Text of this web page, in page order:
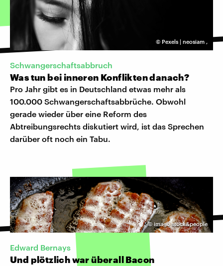
© Pexels | neosiam ,
Schwangerschaftsabbruch
Was tun bei inneren Konflikten danach?
Pro Jahr gibt es in Deutschland etwas mehr als
100.000 Schwangerschaftsabbrüche. Obwohl
gerade wieder über eine Reform des
Abtreibungsrechts diskutiert wird, ist das Sprechen
darüber oft noch ein Tabu.
©imago stock&people
Edward Bernays
Und plötzlich war überall Bacon